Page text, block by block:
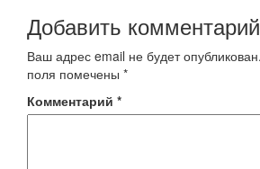
Добавить комментарий
Ваш адрес email не будет опубликован.
поля помечены *
Комментарий *